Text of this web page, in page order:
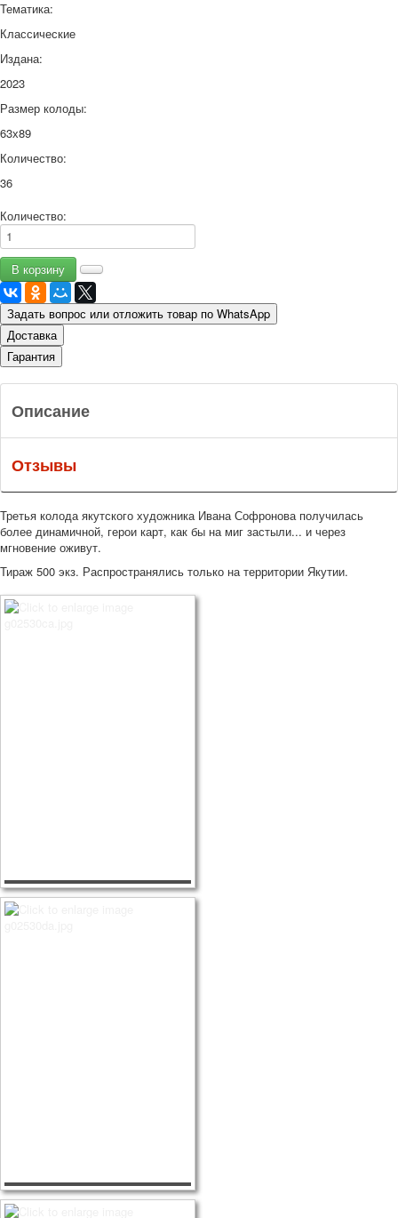
Тематика:
Классические
Издана:
2023
Размер колоды:
63х89
Количество:
36
Количество:
Задать вопрос или отложить товар по WhatsApp
Доставка
Гарантия
Описание
Отзывы
Третья колода якутского художника Ивана Софронова получилась
более динамичной, герои карт, как бы на миг застыли... и через
мгновение оживут.
Тираж 500 экз. Распространялись только на территории Якутии.